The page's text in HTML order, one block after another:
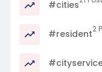
#cities
#resident2